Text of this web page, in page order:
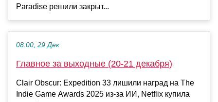
Paradise решили закрыт...
08:00, 29 Дек
Главное за выходные (20-21 декабря)
Clair Obscur: Expedition 33 лишили наград на The
Indie Game Awards 2025 из-за ИИ, Netflix купила